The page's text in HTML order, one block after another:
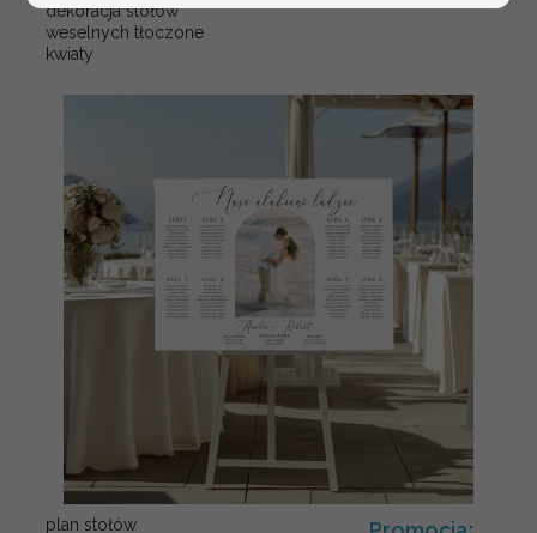
dekoracja stołów
weselnych tłoczone
kwiaty
plan stołów